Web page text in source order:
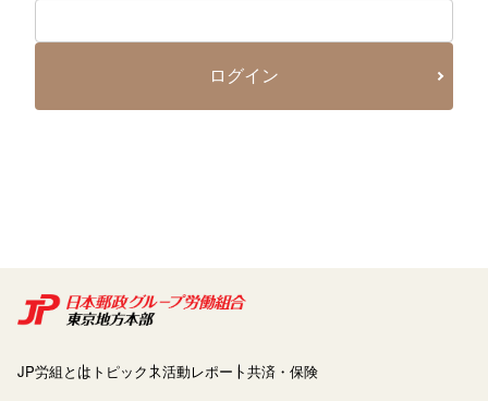
ログイン
JP労組とは トピックス活動レポート共済・保険